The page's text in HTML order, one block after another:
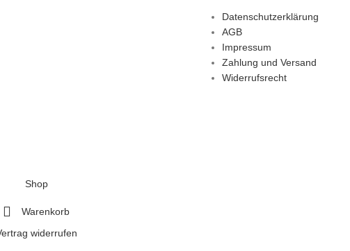
Datenschutzerklärung
AGB
Impressum
Zahlung und Versand
Widerrufsrecht
Shop
Warenkorb
widerrufen